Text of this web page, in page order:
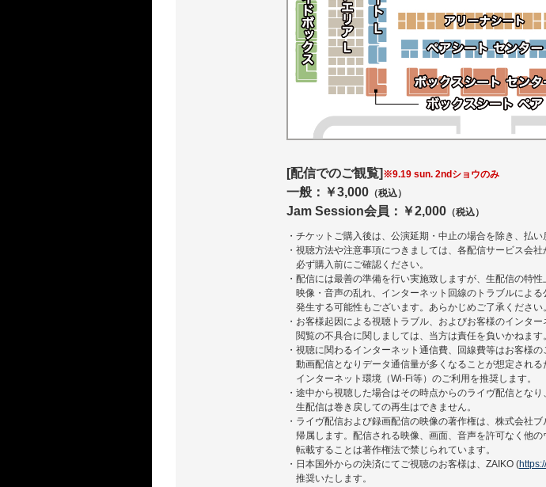
[配信でのご観覧] ※9.19 sun. 2ndショウのみ
一般：￥3,000 （税込）
Jam Session会員：￥2,000 （税込）
・チケットご購入後は、公演延期・中止の場合を除き、払い
・視聴方法や注意事項につきましては、各配信サービス会社
必ず購入前にご確認ください。
・配信には最善の準備を行い実施致しますが、生配信の特
映像・音声の乱れ、インターネット回線のトラブルによ
発生する可能性もございます。あらかじめご了承ください。
・お客様起因による視聴トラブル、およびお客様のインター
閲覧の不具合に関しましては、当方は責任を負いかねます。
・視聴に関わるインターネット通信費、回線費等はお客様の
動画配信となりデータ通信量が多くなることが想定される
インターネット環境（Wi-Fi等）のご利用を推奨します。
・途中から視聴した場合はその時点からのライヴ配信となり、
生配信は巻き戻しての再生はできません。
・ライヴ配信および録画配信の映像の著作権は、株式会社
帰属します。配信される映像、画面、音声を許可なく他
転載することは著作権法で禁じられています。
・日本国外からの決済にてご視聴のお客様は、ZAIKO (
推奨いたします。